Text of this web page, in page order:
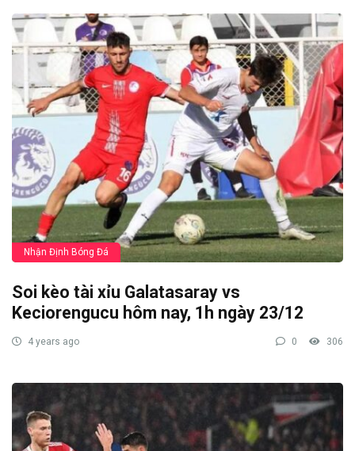
Nhận Định Bóng Đá
Soi kèo tài xỉu Galatasaray vs
Keciorengucu hôm nay, 1h ngày 23/12
4 years ago 0 306